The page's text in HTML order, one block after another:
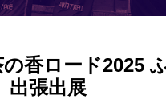
の香ロード2025
出張出展